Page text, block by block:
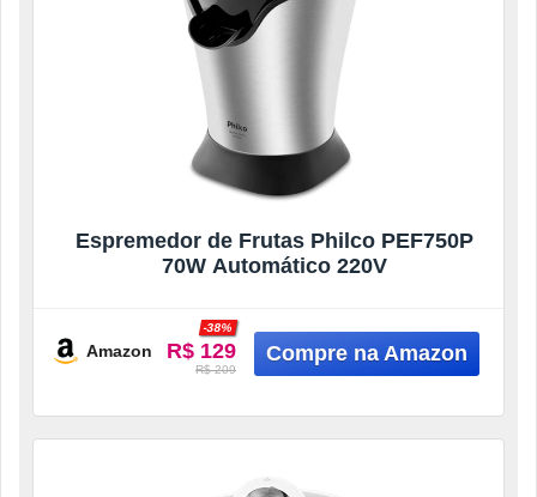
Espremedor de Frutas Philco PEF750P
70W Automático 220V
Amazon R$ 129
-38%
R$ 209